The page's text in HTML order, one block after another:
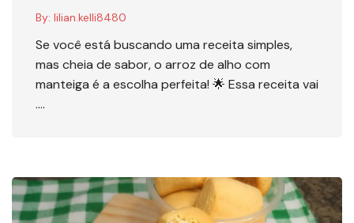
By: lilian.kelli8480
Se você está buscando uma receita simples,
mas cheia de sabor, o arroz de alho com
manteiga é a escolha perfeita! 🌟 Essa receita vai
….